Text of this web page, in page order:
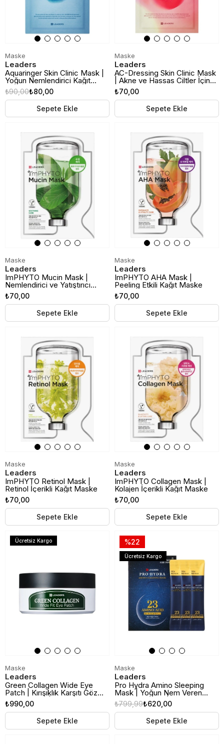
Maske
Leaders
Aquaringer Skin Clinic Mask |
Yoğun Nemlendirici Kağıt
Maske₺80,00
₺90,00
Sepete Ekle
Maske
Leaders
AC-Dressing Skin Clinic Mask
| Akne ve Hassas Ciltler İçin
Yatıştırıcı Kağıt Maske
₺70,00
Sepete Ekle
Maske
Leaders
ImPHYTO Mucin Mask |
Nemlendirici ve Yatıştırıcı
Kağıt Maske
₺70,00
Sepete Ekle
Maske
Leaders
ImPHYTO AHA Mask |
Peeling Etkili Kağıt Maske
₺70,00
Sepete Ekle
Maske
Leaders
ImPHYTO Retinol Mask |
Retinol İçerikli Kağıt Maske
₺70,00
Sepete Ekle
Maske
Leaders
ImPHYTO Collagen Mask |
Kolajen İçerikli Kağıt Maske
₺70,00
Sepete Ekle
Maske
Leaders
Green Collagen Wide Eye
Patch | Kırışıklık Karşıtı Göz
Altı Maskesi | 60 Adet
₺990,00
Sepete Ekle
Ücretsiz Kargo
Maske
Leaders
Pro Hydra Amino Sleeping
Mask | Yoğun Nem Veren
Gece Maskesi | 30 Adet
₺620,00
₺799,99
Sepete Ekle
%22
Ücretsiz Kargo